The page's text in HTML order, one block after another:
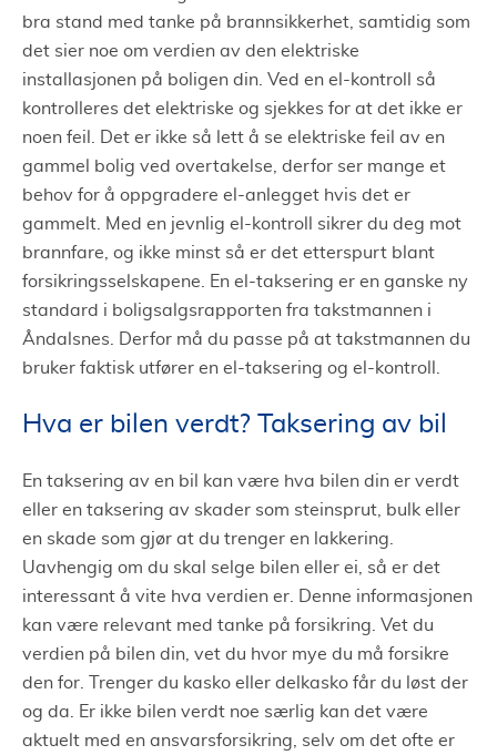
bra stand med tanke på brannsikkerhet, samtidig som
det sier noe om verdien av den elektriske
installasjonen på boligen din. Ved en el-kontroll så
kontrolleres det elektriske og sjekkes for at det ikke er
noen feil. Det er ikke så lett å se elektriske feil av en
gammel bolig ved overtakelse, derfor ser mange et
behov for å oppgradere el-anlegget hvis det er
gammelt. Med en jevnlig el-kontroll sikrer du deg mot
brannfare, og ikke minst så er det etterspurt blant
forsikringsselskapene. En el-taksering er en ganske ny
standard i boligsalgsrapporten fra takstmannen i
Åndalsnes. Derfor må du passe på at takstmannen du
bruker faktisk utfører en el-taksering og el-kontroll.
Hva er bilen verdt? Taksering av bil
En taksering av en bil kan være hva bilen din er verdt
eller en taksering av skader som steinsprut, bulk eller
en skade som gjør at du trenger en lakkering.
Uavhengig om du skal selge bilen eller ei, så er det
interessant å vite hva verdien er. Denne informasjonen
kan være relevant med tanke på forsikring. Vet du
verdien på bilen din, vet du hvor mye du må forsikre
den for. Trenger du kasko eller delkasko får du løst der
og da. Er ikke bilen verdt noe særlig kan det være
aktuelt med en ansvarsforsikring, selv om det ofte er